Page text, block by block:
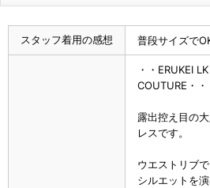
スタッフ着用の感想 普段サイズで
・・ERUKEI
COUTURE・・
露出控え目の
レスです。
ウエストリブ
シルエットを演